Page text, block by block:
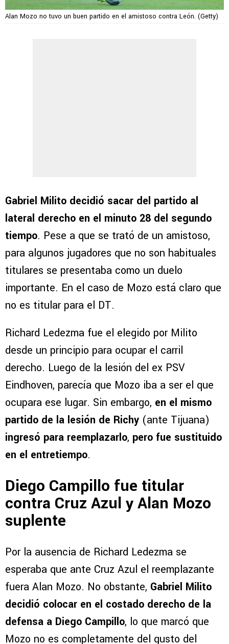
Alan Mozo no tuvo un buen partido en el amistoso contra León. (Getty)
Gabriel Milito decidió sacar del partido al
lateral derecho en el minuto 28 del segundo
tiempo. Pese a que se trató de un amistoso,
para algunos jugadores que no son habituales
titulares se presentaba como un duelo
importante. En el caso de Mozo está claro que
no es titular para el DT.
Richard Ledezma fue el elegido por Milito
desde un principio para ocupar el carril
derecho. Luego de la lesión del ex PSV
Eindhoven, parecía que Mozo iba a ser el que
ocupara ese lugar. Sin embargo, en el mismo
partido de la lesión de Richy (ante Tijuana)
ingresó para reemplazarlo, pero fue sustituido
en el entretiempo.
Diego Campillo fue titular
contra Cruz Azul y Alan Mozo
suplente
Por la ausencia de Richard Ledezma se
esperaba que ante Cruz Azul el reemplazante
fuera Alan Mozo. No obstante, Gabriel Milito
decidió colocar en el costado derecho de la
defensa a Diego Campillo, lo que marcó que
Mozo no es completamente del gusto del